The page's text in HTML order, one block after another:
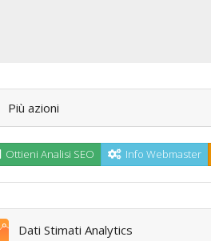
Più azioni
Ottieni Analisi SEO Info Webmaster
Dati Stimati Analytics